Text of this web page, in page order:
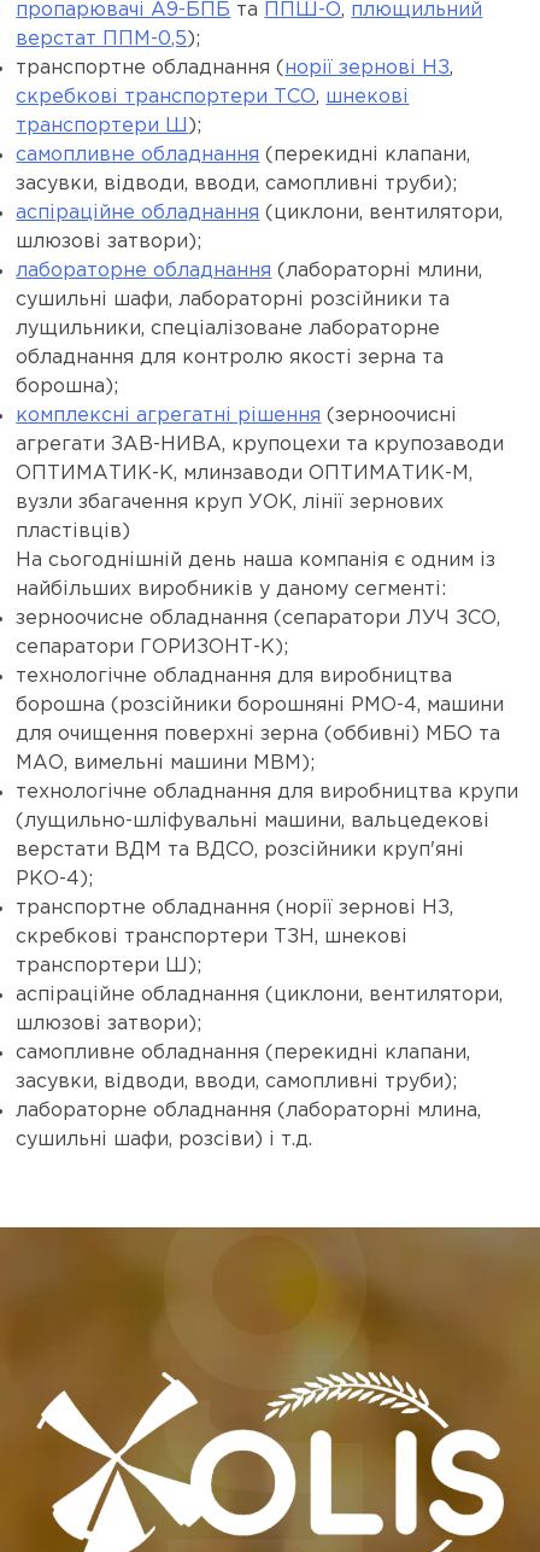
пропарювачі А9-БПБ та ППШ-О, плющильний
верстат ППМ-0,5 );
транспортне обладнання ( норії зернові НЗ,
скребкові транспортери ТСО, шнекові
транспортери Ш );
самопливне обладнання (перекидні клапани,
засувки, відводи, вводи, самопливні труби);
аспіраційне обладнання (циклони, вентилятори,
шлюзові затвори);
лабораторне обладнання (лабораторні млини,
сушильні шафи, лабораторні розсійники та
лущильники, спеціалізоване лабораторне
обладнання для контролю якості зерна та
борошна);
комплексні агрегатні рішення (зерноочисні
агрегати ЗАВ-НИВА, крупоцехи та крупозаводи
ОПТИМАТИК-К, млинзаводи ОПТИМАТИК-М,
вузли збагачення круп УОК, лінії зернових
пластівців)
На сьогоднішній день наша компанія є одним із
найбільших виробників у даному сегменті:
зерноочисне обладнання (сепаратори ЛУЧ ЗСО,
сепаратори ГОРИЗОНТ-К);
технологічне обладнання для виробництва
борошна (розсійники борошняні РМО-4, машини
для очищення поверхні зерна (оббивні) МБО та
МАО, вимельні машини МВМ);
технологічне обладнання для виробництва крупи
(лущильно-шліфувальні машини, вальцедекові
верстати ВДМ та ВДСО, розсійники круп'яні
РКО-4);
транспортне обладнання (норії зернові НЗ,
скребкові транспортери ТЗН, шнекові
транспортери Ш);
аспіраційне обладнання (циклони, вентилятори,
шлюзові затвори);
самопливне обладнання (перекидні клапани,
засувки, відводи, вводи, самопливні труби);
лабораторне обладнання (лабораторні млина,
сушильні шафи, розсіви) і т.д.